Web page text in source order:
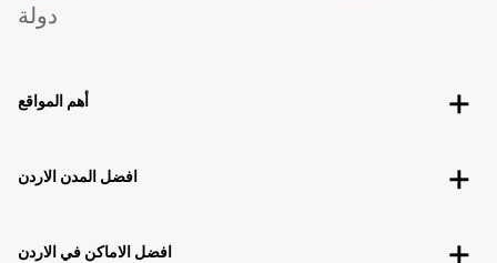
دولة
أهم المواقع
افضل المدن الاردن
افضل الاماكن في الاردن